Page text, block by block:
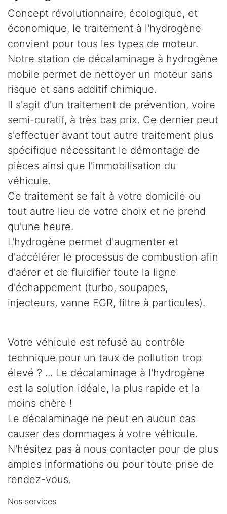
Concept révolutionnaire, écologique, et
économique, le traitement à l'hydrogène
convient pour tous les types de moteur.
Notre station de décalaminage à hydrogène
mobile permet de nettoyer un moteur sans
risque et sans additif chimique.
Il s'agit d'un traitement de prévention, voire
semi-curatif, à très bas prix. Ce dernier peut
s'effectuer avant tout autre traitement plus
spécifique nécessitant le démontage de
pièces ainsi que l'immobilisation du
véhicule.
Ce traitement se fait à votre domicile ou
tout autre lieu de votre choix et ne prend
qu'une heure.
L'hydrogène permet d'augmenter et
d'accélérer le processus de combustion afin
d'aérer et de fluidifier toute la ligne
d'échappement (turbo, soupapes,
injecteurs, vanne EGR, filtre à particules).
Votre véhicule est refusé au contrôle
technique pour un taux de pollution trop
élevé ? ... Le décalaminage à l'hydrogène
est la solution idéale, la plus rapide et la
moins chère !
Le décalaminage ne peut en aucun cas
causer des dommages à votre véhicule.
N'hésitez pas à nous contacter pour de plus
amples informations ou pour toute prise de
rendez-vous.
Nos services